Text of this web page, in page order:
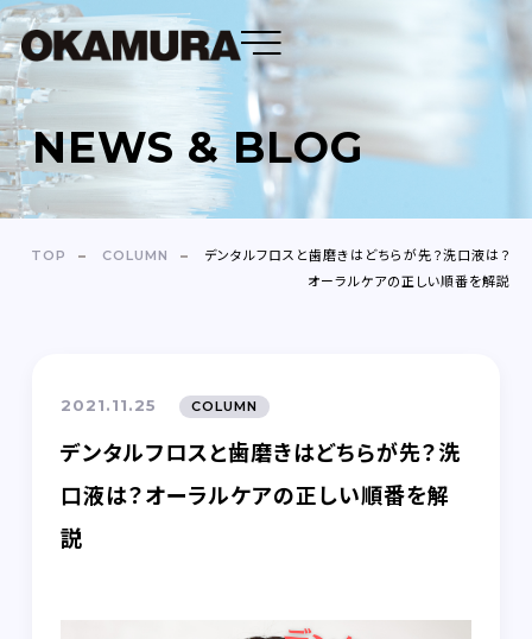
DENTAL FLOSS
TOOTH BRUSH
COMPANY
NEWS＆BLOG
NEWS & BLOG
TOP COLUMN
デンタルフロスと歯磨きはどちらが先？洗口液は？
オーラルケアの正しい順番を解説
2021.11.25 COLUMN
デンタルフロスと歯磨きはどちらが先？洗
口液は？オーラルケアの正しい順番を解
説